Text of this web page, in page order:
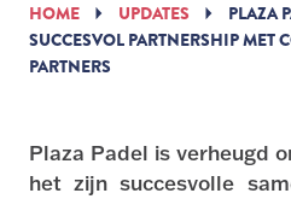
HOME UPDATES
PLAZA
SUCCESVOL PARTNERSHIP MET
PARTNERS
Plaza Padel is verheugd
het zijn succesvolle